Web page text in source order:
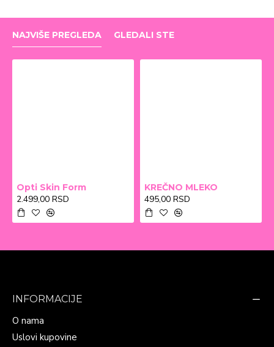
NAJVIŠE PREGLEDA GLEDALI STE
Opti Skin Form
2.499,00 RSD
KREČNO MLEKO
495,00 RSD
INFORMACIJE
O nama
Uslovi kupovine